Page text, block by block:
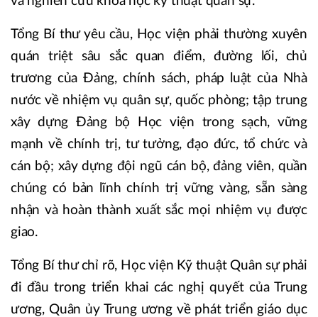
Tổng Bí thư yêu cầu, Học viện phải thường xuyên
quán triệt sâu sắc quan điểm, đường lối, chủ
trương của Đảng, chính sách, pháp luật của Nhà
nước về nhiệm vụ quân sự, quốc phòng; tập trung
xây dựng Đảng bộ Học viện trong sạch, vững
mạnh về chính trị, tư tưởng, đạo đức, tổ chức và
cán bộ; xây dựng đội ngũ cán bộ, đảng viên, quần
chúng có bản lĩnh chính trị vững vàng, sẵn sàng
nhận và hoàn thành xuất sắc mọi nhiệm vụ được
giao.
Tổng Bí thư chỉ rõ, Học viện Kỹ thuật Quân sự phải
đi đầu trong triển khai các nghị quyết của Trung
ương, Quân ủy Trung ương về phát triển giáo dục